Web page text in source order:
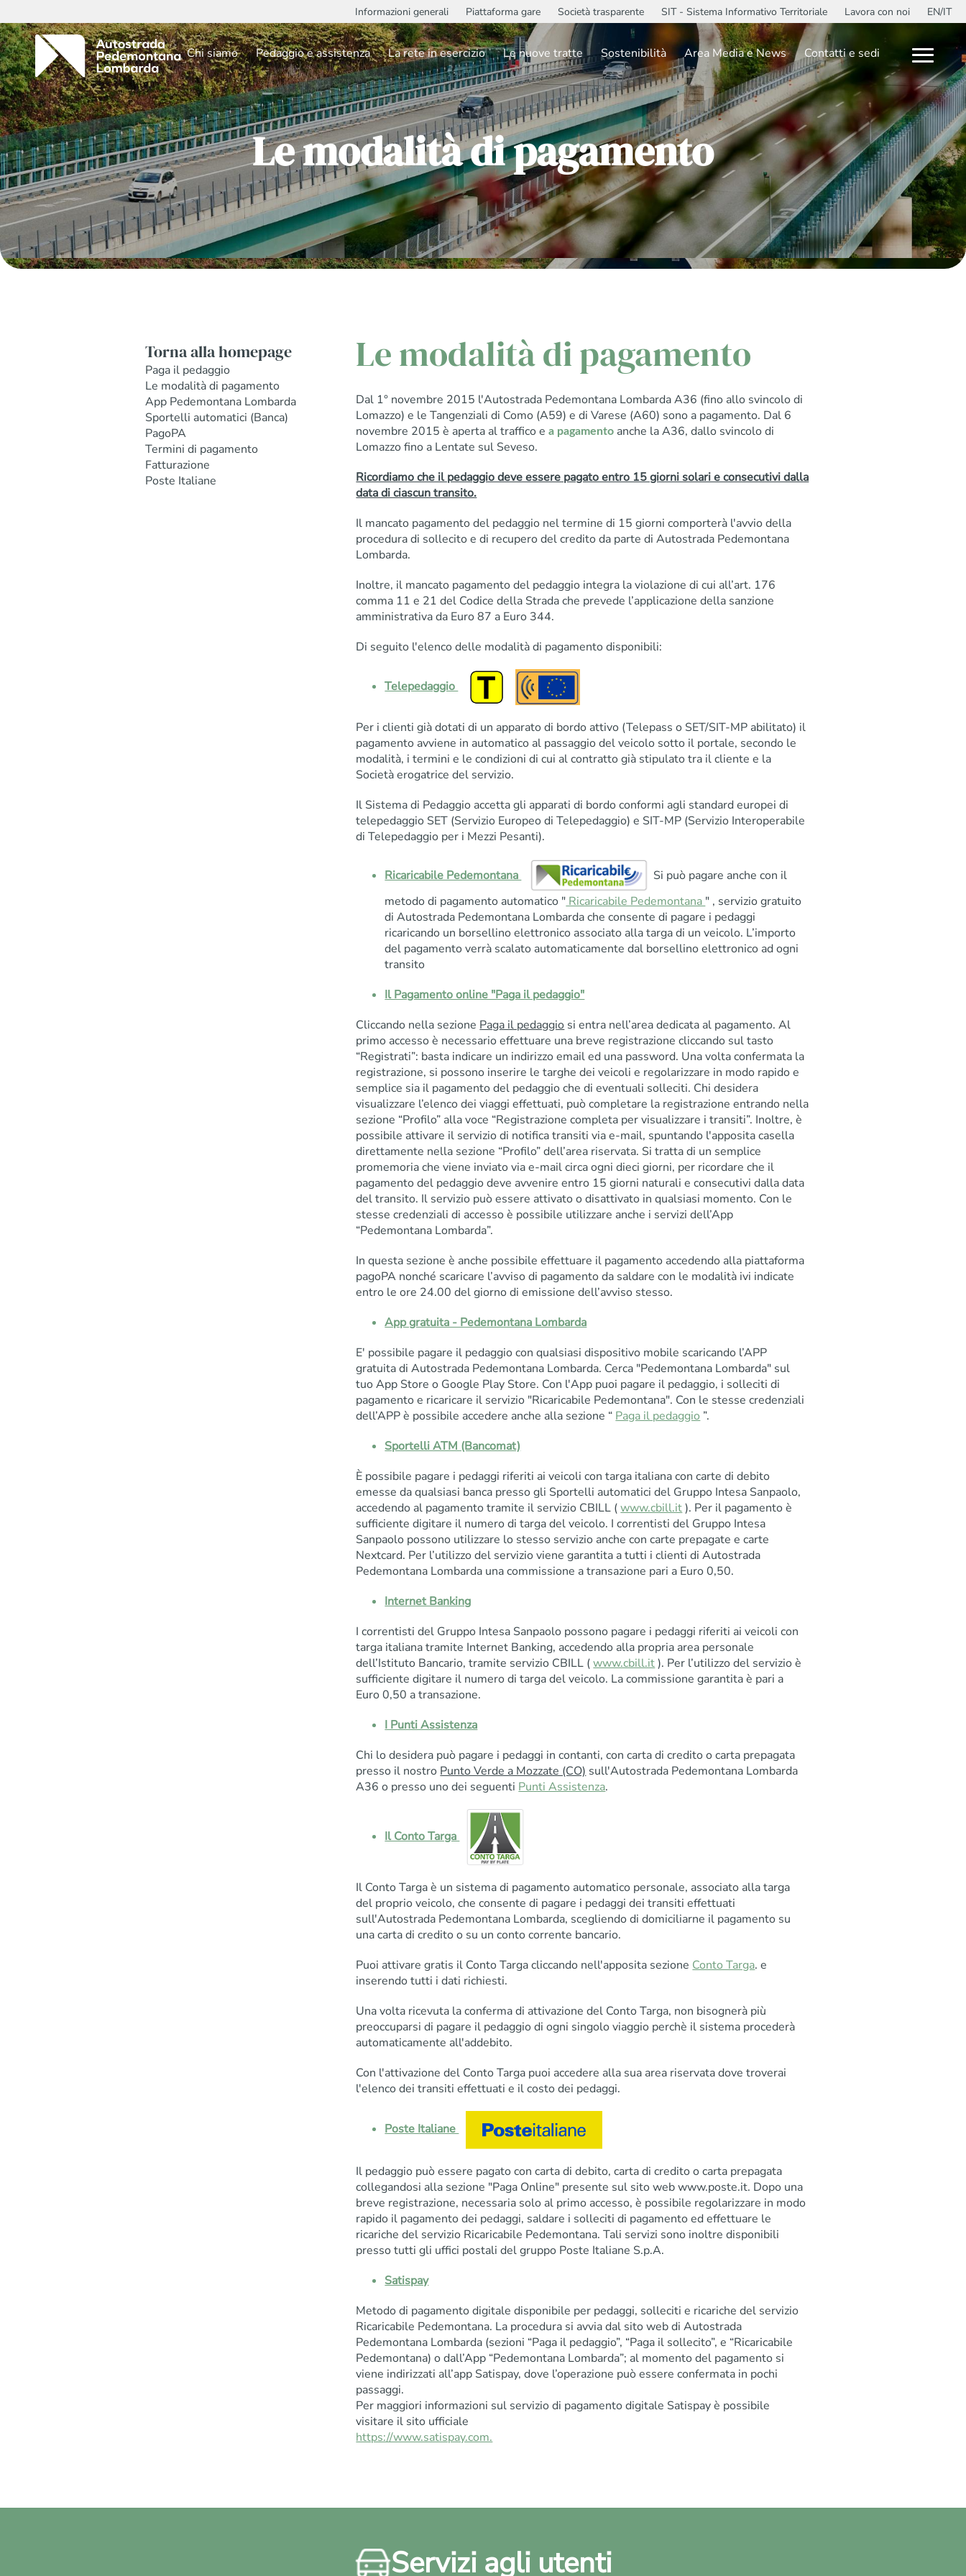
Informazioni generali Piattaforma gare Società trasparente SIT - Sistema Informativo Territoriale Lavora con noi EN/IT
Chi siamo Pedaggio e assistenza La rete in esercizio Le nuove tratte Sostenibilità Area Media e News Contatti e sedi
Le modalità di pagamento
Torna alla homepage
Paga il pedaggio
Le modalità di pagamento
App Pedemontana Lombarda
Sportelli automatici (Banca)
PagoPA
Termini di pagamento
Fatturazione
Poste Italiane
Le modalità di pagamento
Dal 1° novembre 2015 l'Autostrada Pedemontana Lombarda A36 (fino allo svincolo di
Lomazzo) e le Tangenziali di Como (A59) e di Varese (A60) sono a pagamento. Dal 6
novembre 2015 è aperta al traffico ea pagamento anche la A36, dallo svincolo di
Lomazzo fino a Lentate sul Seveso.
Ricordiamo che il pedaggio deve essere pagato entro 15 giorni solari e consecutivi dalla
data di ciascun transito.
Il mancato pagamento del pedaggio nel termine di 15 giorni comporterà l'avvio della
procedura di sollecito e di recupero del credito da parte di Autostrada Pedemontana
Lombarda.
Inoltre, il mancato pagamento del pedaggio integra la violazione di cui all’art. 176
comma 11 e 21 del Codice della Strada che prevede l’applicazione della sanzione
amministrativa da Euro 87 a Euro 344.
Di seguito l'elenco delle modalità di pagamento disponibili:
Telepedaggio
Per i clienti già dotati di un apparato di bordo attivo (Telepass o SET/SIT-MP abilitato) il
pagamento avviene in automatico al passaggio del veicolo sotto il portale, secondo le
modalità, i termini e le condizioni di cui al contratto già stipulato tra il cliente e la
Società erogatrice del servizio.
Il Sistema di Pedaggio accetta gli apparati di bordo conformi agli standard europei di
telepedaggio SET (Servizio Europeo di Telepedaggio) e SIT-MP (Servizio Interoperabile
di Telepedaggio per i Mezzi Pesanti).
Ricaricabile Pedemontana
Si può pagare anche con il
metodo di pagamento automatico " Ricaricabile Pedemontana " , servizio gratuito
di Autostrada Pedemontana Lombarda che consente di pagare i pedaggi
ricaricando un borsellino elettronico associato alla targa di un veicolo. L’importo
del pagamento verrà scalato automaticamente dal borsellino elettronico ad ogni
transito
Il Pagamento online "Paga il pedaggio"
Cliccando nella sezione Paga il pedaggio si entra nell’area dedicata al pagamento. Al
primo accesso è necessario effettuare una breve registrazione cliccando sul tasto
“Registrati”: basta indicare un indirizzo email ed una password. Una volta confermata la
registrazione, si possono inserire le targhe dei veicoli e regolarizzare in modo rapido e
semplice sia il pagamento del pedaggio che di eventuali solleciti. Chi desidera
visualizzare l’elenco dei viaggi effettuati, può completare la registrazione entrando nella
sezione “Profilo” alla voce “Registrazione completa per visualizzare i transiti”. Inoltre, è
possibile attivare il servizio di notifica transiti via e-mail, spuntando l'apposita casella
direttamente nella sezione “Profilo” dell’area riservata. Si tratta di un semplice
promemoria che viene inviato via e-mail circa ogni dieci giorni, per ricordare che il
pagamento del pedaggio deve avvenire entro 15 giorni naturali e consecutivi dalla data
del transito. Il servizio può essere attivato o disattivato in qualsiasi momento. Con le
stesse credenziali di accesso è possibile utilizzare anche i servizi dell’App
“Pedemontana Lombarda”.
In questa sezione è anche possibile effettuare il pagamento accedendo alla piattaforma
pagoPA nonché scaricare l’avviso di pagamento da saldare con le modalità ivi indicate
entro le ore 24.00 del giorno di emissione dell’avviso stesso.
App gratuita - Pedemontana Lombarda
E' possibile pagare il pedaggio con qualsiasi dispositivo mobile scaricando l’APP
gratuita di Autostrada Pedemontana Lombarda. Cerca "Pedemontana Lombarda" sul
tuo App Store o Google Play Store. Con l'App puoi pagare il pedaggio, i solleciti di
pagamento e ricaricare il servizio "Ricaricabile Pedemontana". Con le stesse credenziali
dell’APP è possibile accedere anche alla sezione “ Paga il pedaggio ”.
Sportelli ATM (Bancomat)
È possibile pagare i pedaggi riferiti ai veicoli con targa italiana con carte di debito
emesse da qualsiasi banca presso gli Sportelli automatici del Gruppo Intesa Sanpaolo,
accedendo al pagamento tramite il servizio CBILL (www.cbill.it). Per il pagamento è
sufficiente digitare il numero di targa del veicolo. I correntisti del Gruppo Intesa
Sanpaolo possono utilizzare lo stesso servizio anche con carte prepagate e carte
Nextcard. Per l’utilizzo del servizio viene garantita a tutti i clienti di Autostrada
Pedemontana Lombarda una commissione a transazione pari a Euro 0,50.
Internet Banking
I correntisti del Gruppo Intesa Sanpaolo possono pagare i pedaggi riferiti ai veicoli con
targa italiana tramite Internet Banking, accedendo alla propria area personale
dell’Istituto Bancario, tramite servizio CBILL (www.cbill.it). Per l’utilizzo del servizio è
sufficiente digitare il numero di targa del veicolo. La commissione garantita è pari a
Euro 0,50 a transazione.
I Punti Assistenza
Chi lo desidera può pagare i pedaggi in contanti, con carta di credito o carta prepagata
presso il nostro Punto Verde a Mozzate (CO) sull'Autostrada Pedemontana Lombarda
A36 o presso uno dei seguenti Punti Assistenza.
Il Conto Targa
Il Conto Targa è un sistema di pagamento automatico personale, associato alla targa
del proprio veicolo, che consente di pagare i pedaggi dei transiti effettuati
sull'Autostrada Pedemontana Lombarda, scegliendo di domiciliarne il pagamento su
una carta di credito o su un conto corrente bancario.
Puoi attivare gratis il Conto Targa cliccando nell'apposita sezione Conto Targa. e
inserendo tutti i dati richiesti.
Una volta ricevuta la conferma di attivazione del Conto Targa, non bisognerà più
preoccuparsi di pagare il pedaggio di ogni singolo viaggio perchè il sistema procederà
automaticamente all'addebito.
Con l'attivazione del Conto Targa puoi accedere alla sua area riservata dove troverai
l'elenco dei transiti effettuati e il costo dei pedaggi.
Poste Italiane
Il pedaggio può essere pagato con carta di debito, carta di credito o carta prepagata
collegandosi alla sezione "Paga Online" presente sul sito web www.poste.it. Dopo una
breve registrazione, necessaria solo al primo accesso, è possibile regolarizzare in modo
rapido il pagamento dei pedaggi, saldare i solleciti di pagamento ed effettuare le
ricariche del servizio Ricaricabile Pedemontana. Tali servizi sono inoltre disponibili
presso tutti gli uffici postali del gruppo Poste Italiane S.p.A.
Satispay
Metodo di pagamento digitale disponibile per pedaggi, solleciti e ricariche del servizio
Ricaricabile Pedemontana. La procedura si avvia dal sito web di Autostrada
Pedemontana Lombarda (sezioni “Paga il pedaggio”, “Paga il sollecito”, e “Ricaricabile
Pedemontana) o dall’App “Pedemontana Lombarda”; al momento del pagamento si
viene indirizzati all’app Satispay, dove l’operazione può essere confermata in pochi
passaggi.
Per maggiori informazioni sul servizio di pagamento digitale Satispay è possibile
visitare il sito ufficiale
https://www.satispay.com.
Servizi agli utenti